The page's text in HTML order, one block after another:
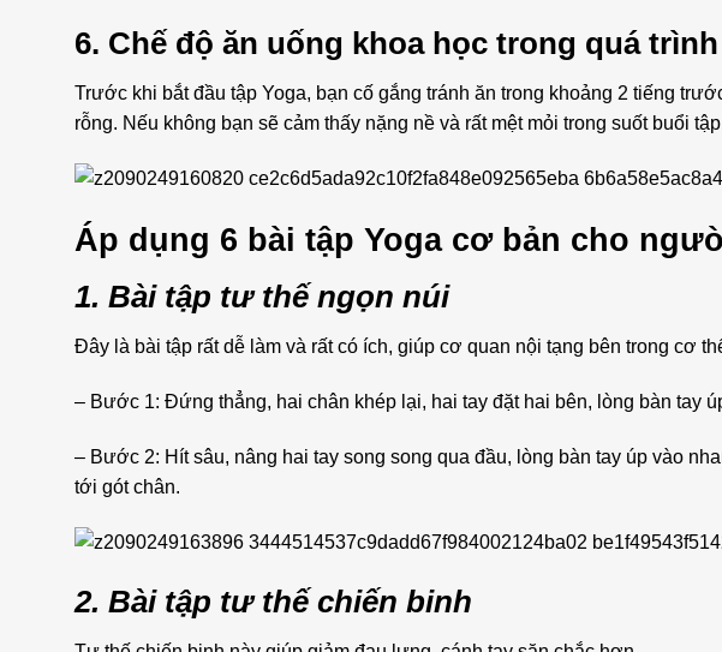
6. Chế độ ăn uống khoa học trong quá
Trước khi bắt đầu tập Yoga, bạn cố gắng tránh ăn trong khoảng 2 tiếng
rỗng. Nếu không bạn sẽ cảm thấy nặng nề và rất mệt mỏi trong suốt buổi
Áp dụng 6 bài tập Yoga cơ bản cho
1. Bài tập tư thế ngọn núi
Đây là bài tập rất dễ làm và rất có ích, giúp cơ quan nội tạng bên trong cơ
– Bước 1: Đứng thẳng, hai chân khép lại, hai tay đặt hai bên, lòng bàn tay
– Bước 2: Hít sâu, nâng hai tay song song qua đầu, lòng bàn tay úp vào
tới gót chân.
2. Bài tập tư thế chiến binh